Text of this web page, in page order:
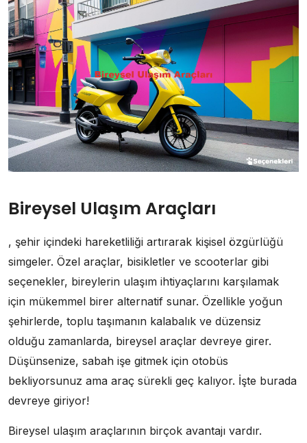
Bireysel Ulaşım Araçları
, şehir içindeki hareketliliği artırarak kişisel özgürlüğü
simgeler. Özel araçlar, bisikletler ve scooterlar gibi
seçenekler, bireylerin ulaşım ihtiyaçlarını karşılamak
için mükemmel birer alternatif sunar. Özellikle yoğun
şehirlerde, toplu taşımanın kalabalık ve düzensiz
olduğu zamanlarda, bireysel araçlar devreye girer.
Düşünsenize, sabah işe gitmek için otobüs
bekliyorsunuz ama araç sürekli geç kalıyor. İşte burada
devreye giriyor!
Bireysel ulaşım araçlarının birçok avantajı vardır.